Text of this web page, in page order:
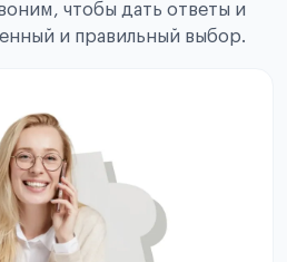
чтобы дать ответы и
и правильный выбор.